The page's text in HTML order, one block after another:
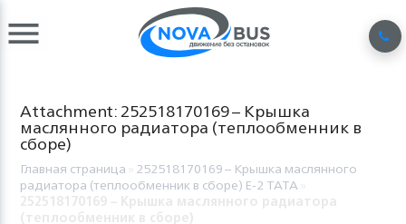
Attachment: 252518170169 – Крышка
маслянного радиатора (теплообменник в
сборе)
Главная страница 252518170169 – Крышка маслянного
радиатора (теплообменник в сборе) Е-2 TATA